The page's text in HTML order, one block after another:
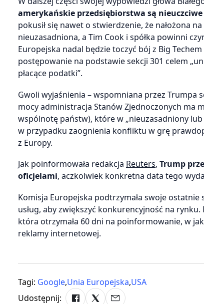
amerykańskie przedsiębiorstwa są
pokusił się nawet o stwierdzenie, że nałożona
nieuzasadniona, a Tim Cook i spółka powinni
Europejska nadal będzie toczyć bój z Big
postępowanie na podstawie sekcji 301 celem
płacące podatki”.
Gwoli wyjaśnienia – wspomniana przez Trumpa
mocy administracja Stanów Zjednoczonych ma
wspólnotę państw), które w „nieuzasadniony
w przypadku zaognienia konfliktu w grę
z Europy.
Jak poinformowała redakcja Reuters, Trump
oficjelami, aczkolwiek konkretna data tego
Komisja Europejska podtrzymała swoje
usług, aby zwiększyć konkurencyjność na
która otrzymała 60 dni na poinformowanie, w
reklamy internetowej.
Tagi: Google,Unia Europejska,USA
Udostępnij: